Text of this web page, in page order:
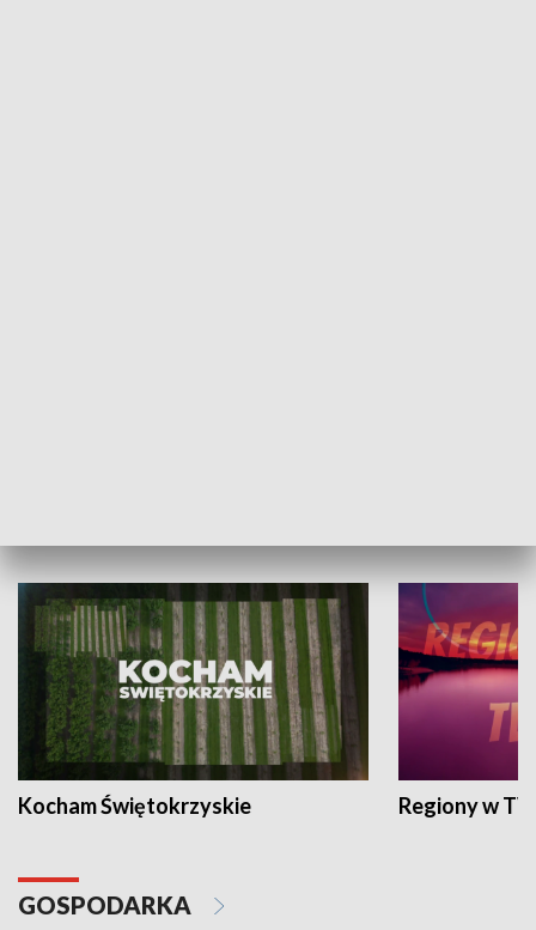
Kocham Świętokrzyskie Regiony w
GOSPODARKA